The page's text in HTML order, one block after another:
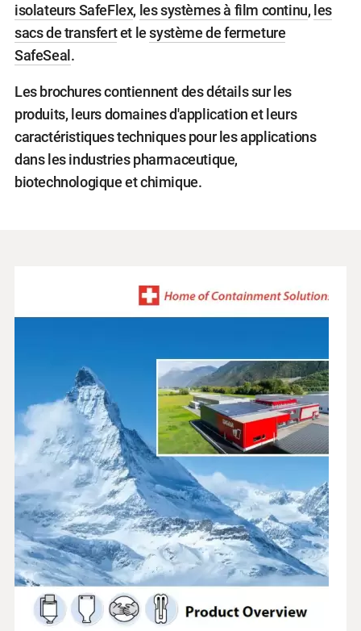
isolateurs SafeFlex, les systèmes à film continu, les
sacs de transfertet lesystème de fermeture
SafeSeal .
Les brochures contiennent des détails sur les
produits, leurs domaines d'application et leurs
caractéristiques techniques pour les applications
dans les industries pharmaceutique,
biotechnologique et chimique.